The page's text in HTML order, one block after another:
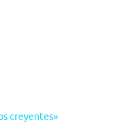
creyentes»